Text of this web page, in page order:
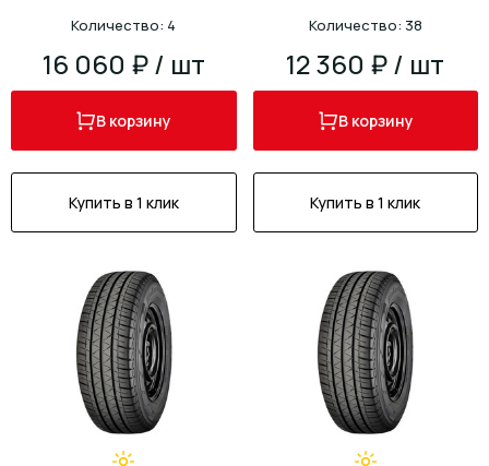
Количество: 4
16 060 ₽ / шт
В корзину
Купить в 1 клик
Количество: 38
12 360 ₽ / шт
В корзину
Купить в 1 клик